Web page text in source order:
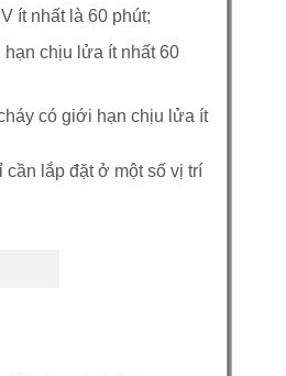
ít nhất là 60 phút;
chịu lửa ít nhất 60
có giới hạn chịu lửa ít
lắp đặt ở một số vị trí